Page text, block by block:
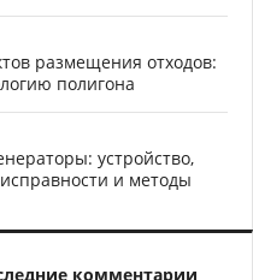
размещения отходов:
полигона
устройство,
и методы
комментарии